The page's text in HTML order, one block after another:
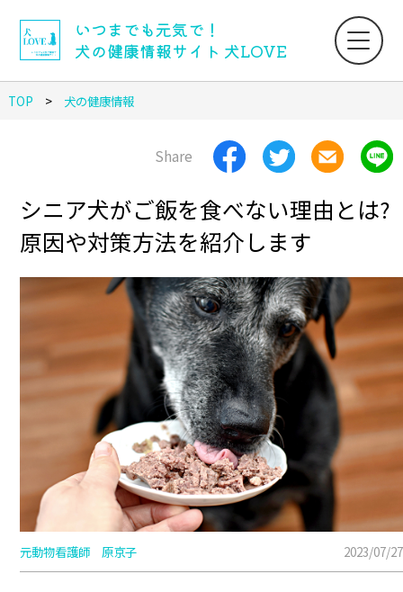
いつまでも元気で！
犬の健康情報サイト 犬LOVE
TOP 犬の健康情報
Share
シニア犬がご飯を食べない理由とは?
原因や対策方法を紹介します
元動物看護師 原京子 2023/07/27